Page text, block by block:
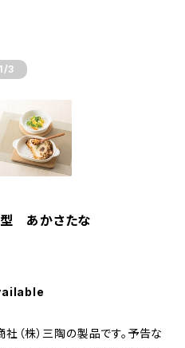
1 /3
あかさたな
（株）三陶の製品です。予告な